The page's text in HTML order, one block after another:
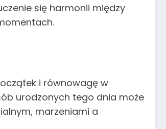
się harmonii między
i równowagę w
urodzonych tego dnia może
marzeniami a